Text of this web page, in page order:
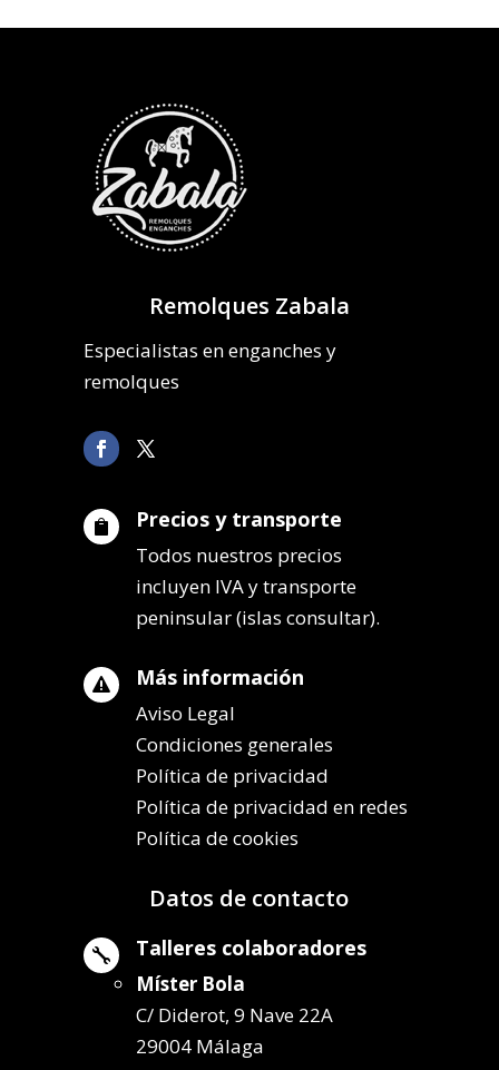
Remolques Zabala
Especialistas en enganches y
remolques
 Precios y transporte
Todos nuestros precios
incluyen IVA y transporte
peninsular (islas consultar).
 Más información
Aviso Legal
Condiciones generales
Política de privacidad
Política de privacidad en redes
Política de cookies
Datos de contacto
 Talleres colaboradores
Míster Bola
C/ Diderot, 9 Nave 22A
29004 Málaga